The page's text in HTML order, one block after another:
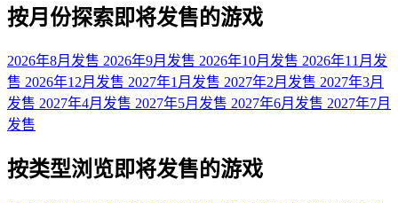
按月份探索即将发售的游戏
2026年8月发售 2026年9月发售 2026年10月发售 2026年11月发
售 2026年12月发售 2027年1月发售 2027年2月发售 2027年3月
发售 2027年4月发售 2027年5月发售 2027年6月发售 2027年7月
发售
按类型浏览即将发售的游戏